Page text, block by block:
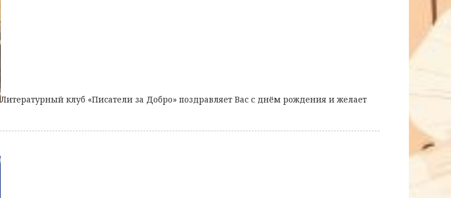
Литературный клуб «Писатели за Добро» поздравляет Вас с днём рождения и желает